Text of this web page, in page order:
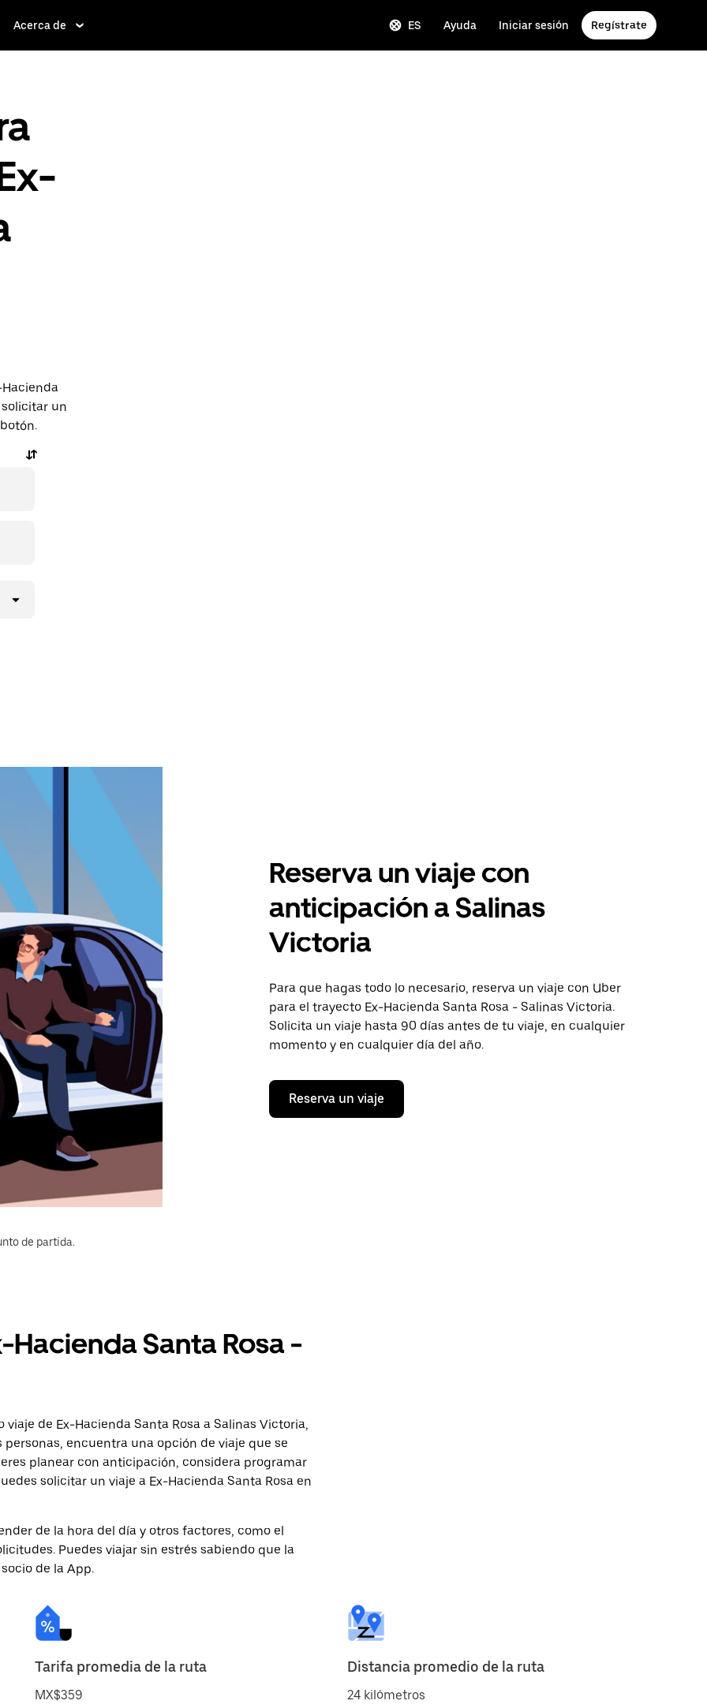
Acerca de ES Ayuda Iniciar sesión Regístrate
solicitar un
Reserva un viaje con
anticipación a Salinas
Victoria
Para que hagas todo lo necesario, reserva un viaje con Uber
para el trayecto Ex-Hacienda Santa Rosa - Salinas Victoria.
Solicita un viaje hasta 90 días antes de tu viaje, en cualquier
momento y en cualquier día del año.
Reserva un viaje
de partida.
Santa Rosa -
de Ex-Hacienda Santa Rosa a Salinas Victoria,
encuentra una opción de viaje que se
planear con anticipación, considera programar
solicitar un viaje a Ex-Hacienda Santa Rosa en
de la hora del día y otros factores, como el
Puedes viajar sin estrés sabiendo que la
de la App.
Tarifa promedia de la ruta
MX$359
Distancia promedio de la ruta
24 kilómetros